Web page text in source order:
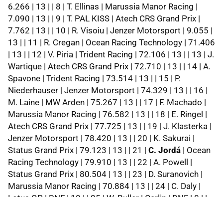
6.266 | 13 | | 8 | T. Ellinas | Marussia Manor Racing |
7.090 | 13 | | 9 | T. PAL KISS | Atech CRS Grand Prix |
7.762 | 13 | | 10 | R. Visoiu | Jenzer Motorsport | 9.055 |
13 | | 11 | R. Cregan | Ocean Racing Technology | 71.406
| 13 | | 12 | V. Piria | Trident Racing | 72.106 | 13 | | 13 | J.
Wartique | Atech CRS Grand Prix | 72.710 | 13 | | 14 | A.
Spavone | Trident Racing | 73.514 | 13 | | 15 | P.
Niederhauser | Jenzer Motorsport | 74.329 | 13 | | 16 |
M. Laine | MW Arden | 75.267 | 13 | | 17 | F. Machado |
Marussia Manor Racing | 76.582 | 13 | | 18 | E. Ringel |
Atech CRS Grand Prix | 77.725 | 13 | | 19 | J. Klasterka |
Jenzer Motorsport | 78.420 | 13 | | 20 | K. Sakurai |
Status Grand Prix | 79.123 | 13 | | 21 | C. Jordá | Ocean
Racing Technology | 79.910 | 13 | | 22 | A. Powell |
Status Grand Prix | 80.504 | 13 | | 23 | D. Suranovich |
Marussia Manor Racing | 70.884 | 13 | | 24 | C. Daly |